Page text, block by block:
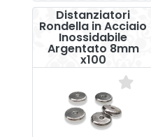
Distanziatori
Rondella in Acciaio
Inossidabile
Argentato 8mm
x100